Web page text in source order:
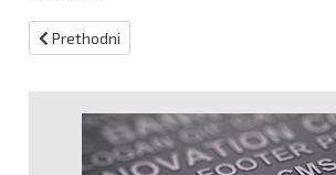
Prethodni članak: Blagdan svete Bibijane
Prethodni